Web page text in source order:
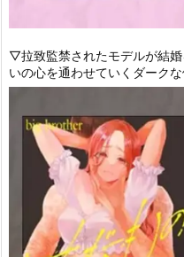
▽拉致監禁されたモデルが結
いの心を通わせていくダーク